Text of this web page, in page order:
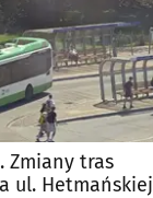
Zmiany tras
ul. Hetmańskiej